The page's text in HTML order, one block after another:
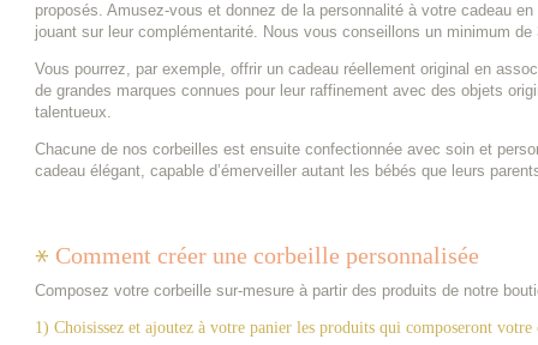
proposés. Amusez-vous et donnez de la personnalité à votre cadeau
jouant sur leur complémentarité. Nous vous conseillons un minimum
Vous pourrez, par exemple, offrir un cadeau réellement original en
de grandes marques connues pour leur raffinement avec des objets
talentueux.
Chacune de nos corbeilles est ensuite confectionnée avec soin et
cadeau élégant, capable d’émerveiller autant les bébés que leurs
Comment créer une corbeille personnalisée
Composez votre corbeille sur-mesure à partir des produits de notre
1) Choisissez et ajoutez à votre panier les produits qui composeront